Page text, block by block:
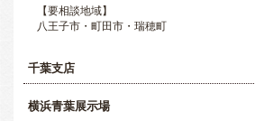
【要相談地域】
八王子市・町田市・瑞穂町
千葉支店
横浜青葉展示場